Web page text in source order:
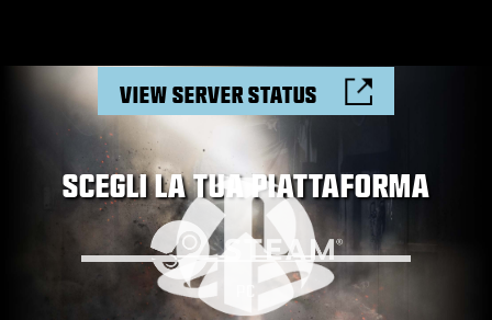
VIEW SERVER STATUS
SCEGLI LA TUA PIATTAFORMA